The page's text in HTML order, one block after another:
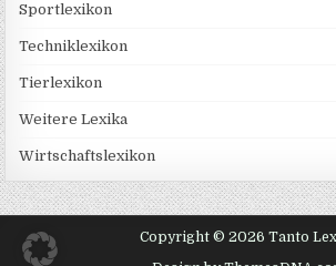
Sportlexikon
Techniklexikon
Tierlexikon
Weitere Lexika
Wirtschaftslexikon
Copyright © 2026 Tanto